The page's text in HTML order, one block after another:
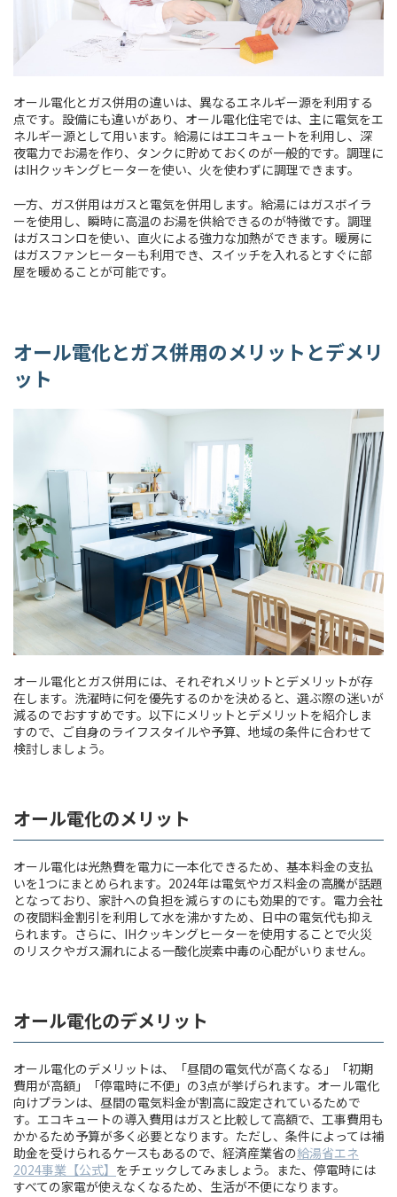
オール電化とガス併用の違いは、異なるエネルギー源を利用する
点です。設備にも違いがあり、オール電化住宅では、主に電気をエ
ネルギー源として用います。給湯にはエコキュートを利用し、深
夜電力でお湯を作り、タンクに貯めておくのが一般的です。調理に
はIHクッキングヒーターを使い、火を使わずに調理できます。
一方、ガス併用はガスと電気を併用します。給湯にはガスボイラ
ーを使用し、瞬時に高温のお湯を供給できるのが特徴です。調理
はガスコンロを使い、直火による強力な加熱ができます。暖房に
はガスファンヒーターも利用でき、スイッチを入れるとすぐに部
屋を暖めることが可能です。
オール電化とガス併用のメリットとデメリ
ット
オール電化とガス併用には、それぞれメリットとデメリットが存
在します。洗濯時に何を優先するのかを決めると、選ぶ際の迷いが
減るのでおすすめです。以下にメリットとデメリットを紹介しま
すので、ご自身のライフスタイルや予算、地域の条件に合わせて
検討しましょう。
オール電化のメリット
オール電化は光熱費を電力に一本化できるため、基本料金の支払
いを1つにまとめられます。2024年は電気やガス料金の高騰が話題
となっており、家計への負担を減らすのにも効果的です。電力会社
の夜間料金割引を利用して水を沸かすため、日中の電気代も抑え
られます。さらに、IHクッキングヒーターを使用することで火災
のリスクやガス漏れによる一酸化炭素中毒の心配がいりません。
オール電化のデメリット
オール電化のデメリットは、「昼間の電気代が高くなる」「初期
費用が高額」「停電時に不便」の3点が挙げられます。オール電化
向けプランは、昼間の電気料金が割高に設定されているためで
す。エコキュートの導入費用はガスと比較して高額で、工事費用も
かかるため予算が多く必要となります。ただし、条件によっては補
助金を受けられるケースもあるので、経済産業省の給湯省エネ
2024事業【公式】 をチェックしてみましょう。また、停電時には
すべての家電が使えなくなるため、生活が不便になります。